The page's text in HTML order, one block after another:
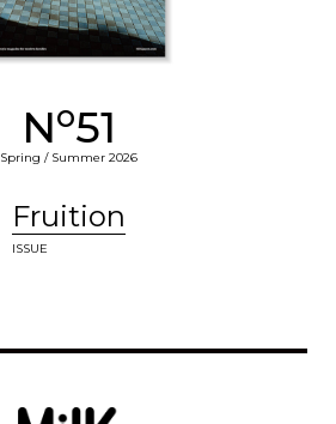
No51
Spring / Summer 2026
Fruition
ISSUE